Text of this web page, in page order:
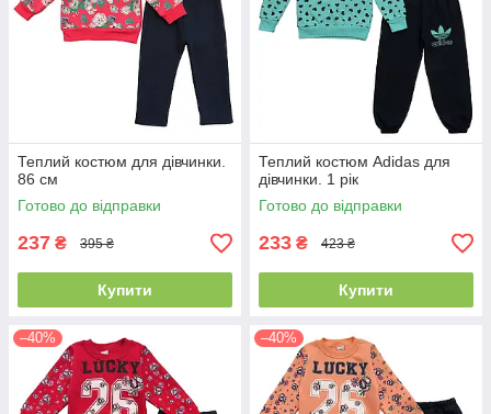
Теплий костюм для дівчинки.
86 см
Готово до відправки
237 ₴ 395 ₴
Купити
Теплий костюм Adidas для
дівчинки. 1 рік
Готово до відправки
233 ₴ 423 ₴
Купити
–40% –40%